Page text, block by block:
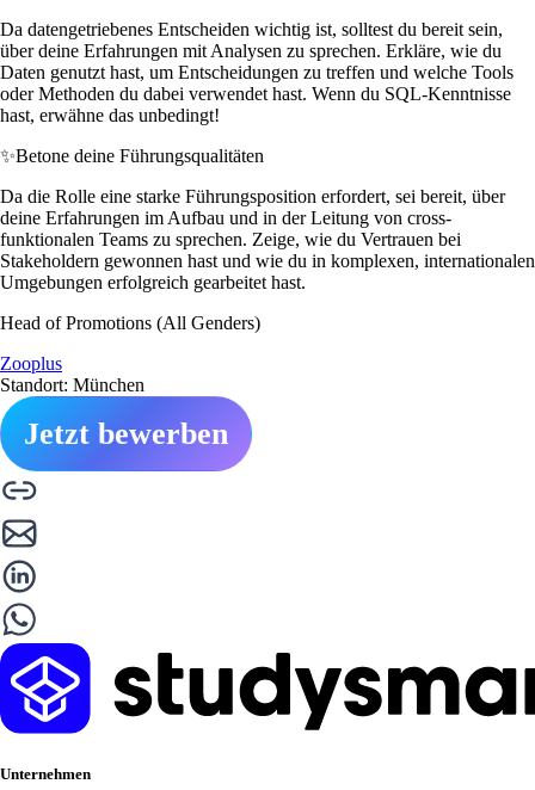
Da datengetriebenes Entscheiden wichtig ist, solltest du bereit sein,
über deine Erfahrungen mit Analysen zu sprechen. Erkläre, wie du
Daten genutzt hast, um Entscheidungen zu treffen und welche Tools
oder Methoden du dabei verwendet hast. Wenn du SQL-Kenntnisse
hast, erwähne das unbedingt!
✨Betone deine Führungsqualitäten
Da die Rolle eine starke Führungsposition erfordert, sei bereit, über
deine Erfahrungen im Aufbau und in der Leitung von cross-
funktionalen Teams zu sprechen. Zeige, wie du Vertrauen bei
Stakeholdern gewonnen hast und wie du in komplexen, internationalen
Umgebungen erfolgreich gearbeitet hast.
Head of Promotions (All Genders)
Zooplus
Standort: München
Jetzt bewerben
Unternehmen